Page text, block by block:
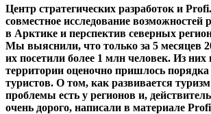
Центр стратегических разработок и
совместное исследование возможностей
в Арктике и перспектив северных
Мы выяснили, что только за 5 месяцев
их посетили более 1 млн человек. Из них
территории оценочно пришлось
туристов. О том, как развивается
проблемы есть у регионов и,
очень дорого, написали в материале